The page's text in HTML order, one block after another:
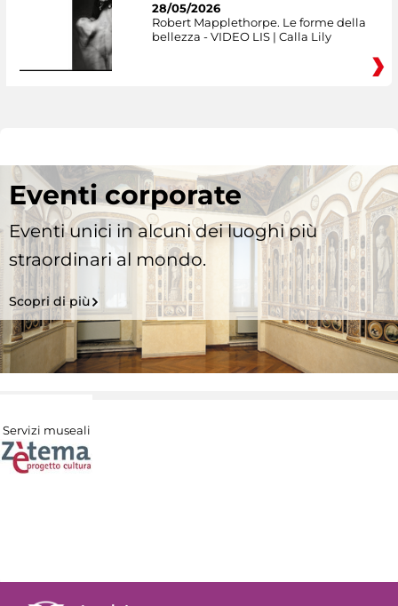
28/05/2026
Robert Mapplethorpe. Le forme della
bellezza - VIDEO LIS | Calla Lily
Eventi corporate
Eventi unici in alcuni dei luoghi più
straordinari al mondo.
Scopri di più
Servizi museali